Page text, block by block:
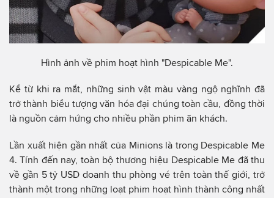
Hình ảnh về phim hoạt hình "Despicable Me".
Kể từ khi ra mắt, những sinh vật màu vàng ngộ nghĩnh đã
trở thành biểu tượng văn hóa đại chúng toàn cầu, đồng thời
là nguồn cảm hứng cho nhiều phần phim ăn khách.
Lần xuất hiện gần nhất của Minions là trong Despicable Me
4. Tính đến nay, toàn bộ thương hiệu Despicable Me đã thu
về gần 5 tỷ USD doanh thu phòng vé trên toàn thế giới, trở
thành một trong những loạt phim hoạt hình thành công nhất